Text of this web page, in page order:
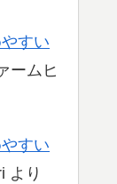
すい
ームヒ
すい
より